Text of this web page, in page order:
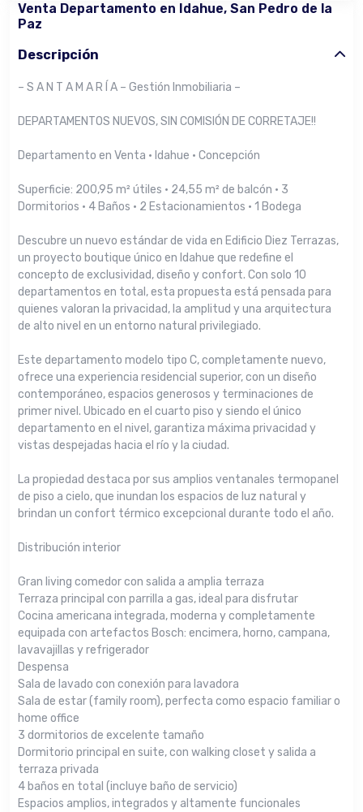
Venta Departamento en Idahue, San Pedro de la
Paz
Descripción
– S A N T A M A R Í A – Gestión Inmobiliaria –
DEPARTAMENTOS NUEVOS, SIN COMISIÓN DE CORRETAJE!!
Departamento en Venta · Idahue · Concepción
Superficie: 200,95 m² útiles · 24,55 m² de balcón · 3
Dormitorios · 4 Baños · 2 Estacionamientos · 1 Bodega
Descubre un nuevo estándar de vida en Edificio Diez Terrazas,
un proyecto boutique único en Idahue que redefine el
concepto de exclusividad, diseño y confort. Con solo 10
departamentos en total, esta propuesta está pensada para
quienes valoran la privacidad, la amplitud y una arquitectura
de alto nivel en un entorno natural privilegiado.
Este departamento modelo tipo C, completamente nuevo,
ofrece una experiencia residencial superior, con un diseño
contemporáneo, espacios generosos y terminaciones de
primer nivel. Ubicado en el cuarto piso y siendo el único
departamento en el nivel, garantiza máxima privacidad y
vistas despejadas hacia el río y la ciudad.
La propiedad destaca por sus amplios ventanales termopanel
de piso a cielo, que inundan los espacios de luz natural y
brindan un confort térmico excepcional durante todo el año.
Distribución interior
Gran living comedor con salida a amplia terraza
Terraza principal con parrilla a gas, ideal para disfrutar
Cocina americana integrada, moderna y completamente
equipada con artefactos Bosch: encimera, horno, campana,
lavavajillas y refrigerador
Despensa
Sala de lavado con conexión para lavadora
Sala de estar (family room), perfecta como espacio familiar o
home office
3 dormitorios de excelente tamaño
Dormitorio principal en suite, con walking closet y salida a
terraza privada
4 baños en total (incluye baño de servicio)
Espacios amplios, integrados y altamente funcionales